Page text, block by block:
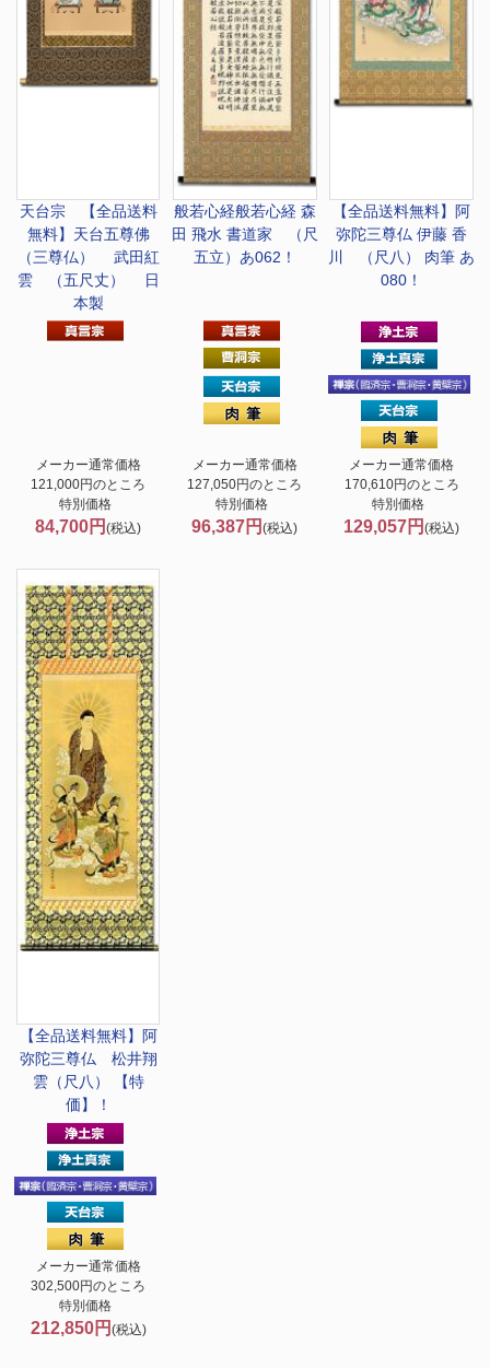
天台宗 【全品送料
無料】 天台五尊佛
（三尊仏） 武田紅
雲 （五尺丈） 日
本製
メーカー通常価格
121,000円のところ
特別価格
84,700円(税込)
般若心経般若心経 森
田 飛水 書道家 （尺
五立）あ062！
メーカー通常価格
127,050円のところ
特別価格
96,387円(税込)
【全品送料無料】
阿
弥陀三尊仏 伊藤 香
川 （尺八） 肉筆 あ
080！
メーカー通常価格
170,610円のところ
特別価格
129,057円(税込)
【全品送料無料】
阿
弥陀三尊仏 松井翔
雲（尺八） 【特
価】！
メーカー通常価格
302,500円のところ
特別価格
212,850円 (税込)